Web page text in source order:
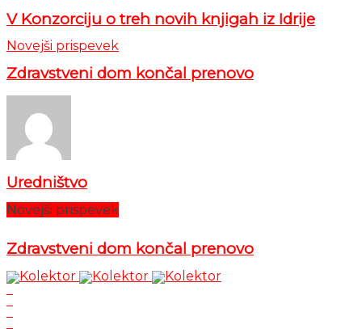
V Konzorciju o treh novih knjigah iz Idrije
Novejši prispevek
Zdravstveni dom končal prenovo
Uredništvo
Novejši prispevek
Zdravstveni dom končal prenovo